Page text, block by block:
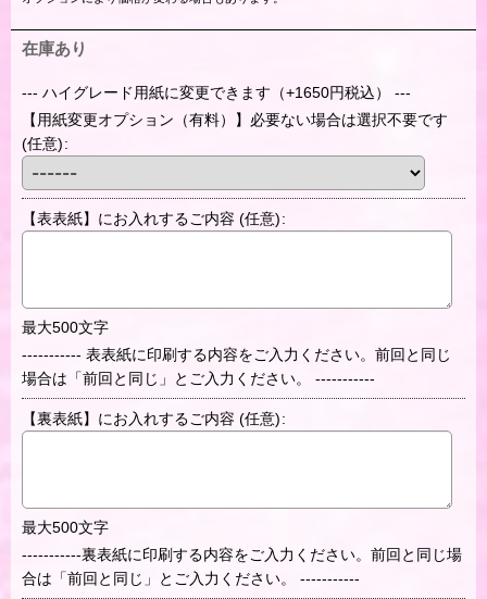
在庫あり
--- ハイグレード用紙に変更できます（+1650円税込） ---
【用紙変更オプション（有料）】必要ない場合は選択不要です
(任意):
【表表紙】にお入れするご内容 (任意):
最大500文字
----------- 表表紙に印刷する内容をご入力ください。前回と同じ
場合は「前回と同じ」とご入力ください。 -----------
【裏表紙】にお入れするご内容 (任意):
最大500文字
-----------裏表紙に印刷する内容をご入力ください。前回と同じ場
合は「前回と同じ」とご入力ください。 -----------